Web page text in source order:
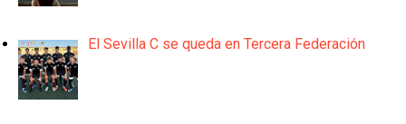
El Sevilla C se queda en Tercera Federación